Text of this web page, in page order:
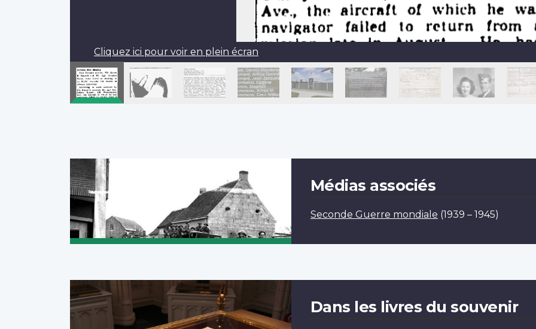
Cliquez ici pour voir en plein écran
Pagination
Médias associés
Seconde Guerre mondiale (1939 – 1945)
Dans les livres du souvenir